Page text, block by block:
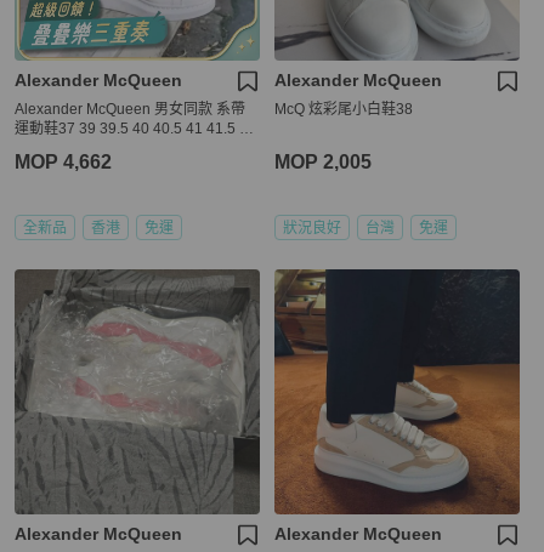
Alexander McQueen
Alexander McQueen 男女同款 系帶
運動鞋37 39 39.5 40 40.5 41 41.5 42
MOP 4,662
全新品 香港 免運
Alexander McQueen
McQ 炫彩尾小白鞋38
MOP 2,005
狀況良好 台灣 免運
Alexander McQueen Alexander McQueen